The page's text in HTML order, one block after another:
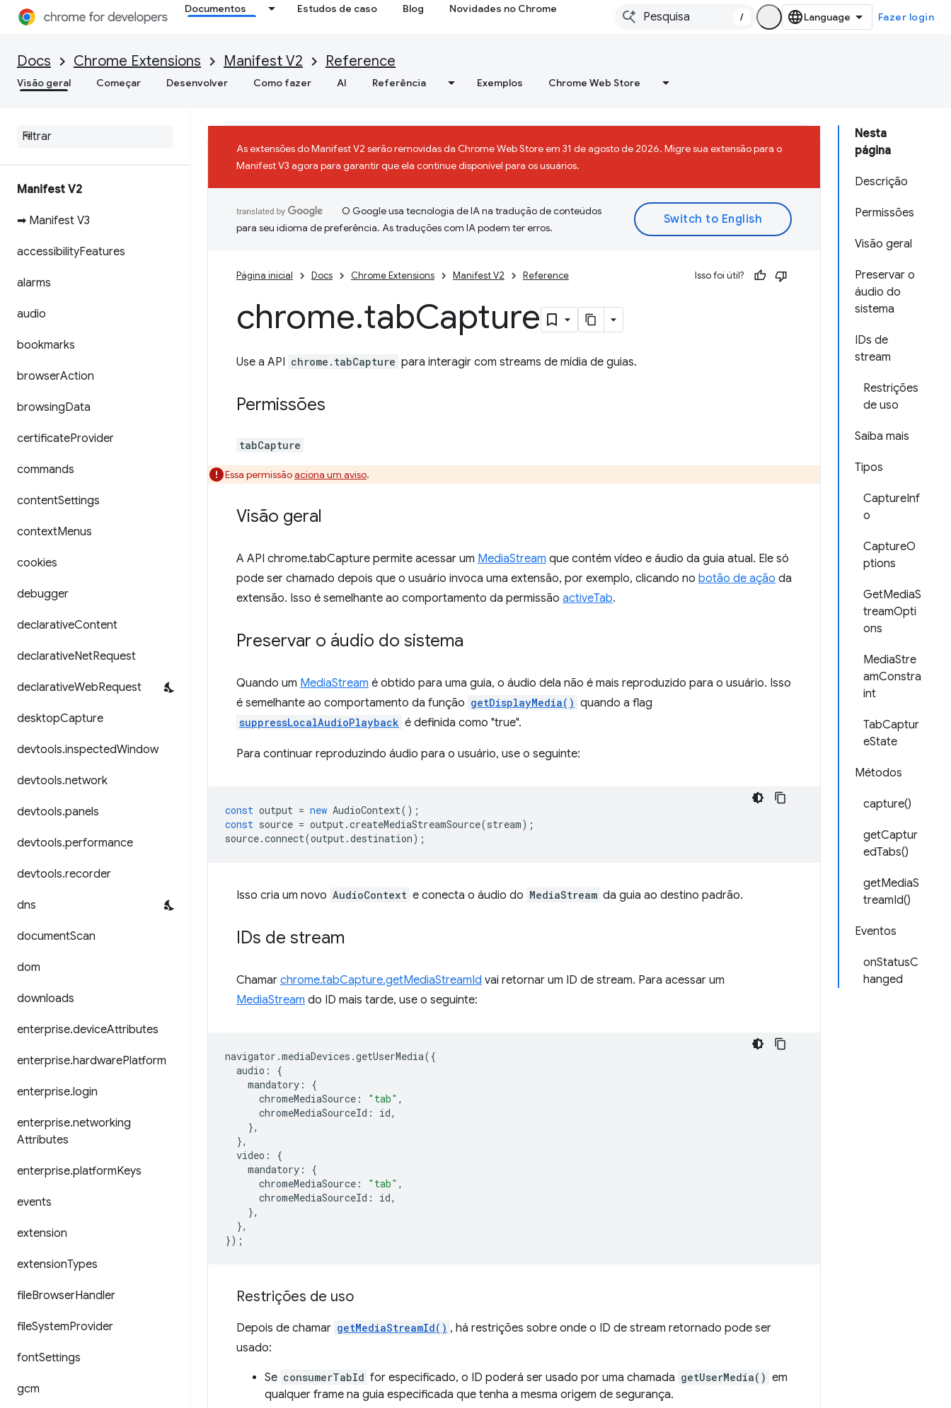
Documentos Estudos de caso Blog Novidades no Chrome
/ Fazer login
Docs Chrome Extensions Manifest V2 Reference
Visão geral Começar Desenvolver Como fazer AI Referência Exemplos Chrome Web Store
Manifest V2
➡ Manifest V3
accessibilityFeatures
alarms
audio
bookmarks
browserAction
browsingData
certificateProvider
commands
contentSettings
contextMenus
cookies
debugger
declarativeContent
declarativeNetRequest
declarativeWebRequest
desktopCapture
devtools.inspectedWindow
devtools.network
devtools.panels
devtools.performance
devtools.recorder
dns
documentScan
dom
downloads
enterprise.deviceAttributes
enterprise.hardwarePlatform
enterprise.login
enterprise.networking
Attributes
enterprise.platformKeys
events
extension
extensionTypes
fileBrowserHandler
fileSystemProvider
fontSettings
gcm
Nesta
página
Descrição
Permissões
Visão geral
Preservar o
áudio do
sistema
IDs de
stream
Restrições
de uso
Saiba mais
Tipos
CaptureInf
o
CaptureO
ptions
GetMediaS
treamOpti
ons
MediaStre
amConstra
int
TabCaptur
eState
Métodos
capture()
getCaptur
edTabs()
getMediaS
treamId()
Eventos
onStatusC
hanged
As extensões do Manifest V2 serão removidas da Chrome Web Store em 31 de agosto de 2026. Migre sua extensão para o
Manifest V3 agora para garantir que ela continue disponível para os usuários.
O Google usa tecnologia de IA na tradução de conteúdos
para seu idioma de preferência. As traduções com IA podem ter erros.
Página inicial Docs Chrome Extensions Manifest V2 Reference Isso foi útil?
chrome.tabCapture
Use a API chrome.tabCapture para interagir com streams de mídia de guias.
Permissões
tabCapture
Essa permissãoaciona um aviso.
Visão geral
A API chrome.tabCapture permite acessar um MediaStream que contém vídeo e áudio da guia atual. Ele só
pode ser chamado depois que o usuário invoca uma extensão, por exemplo, clicando no botão de ação da
extensão. Isso é semelhante ao comportamento da permissão activeTab.
Preservar o áudio do sistema
Quando um MediaStream é obtido para uma guia, o áudio dela não é mais reproduzido para o usuário. Isso
é semelhante ao comportamento da função getDisplayMedia() quando a flag
suppressLocalAudioPlayback é definida como "true".
Para continuar reproduzindo áudio para o usuário, use o seguinte:
const output = new AudioContext();
const source = output.createMediaStreamSource(stream);
source.connect(output.destination);
Isso cria um novo AudioContext e conecta o áudio do MediaStream da guia ao destino padrão.
IDs de stream
Chamar chrome.tabCapture.getMediaStreamId vai retornar um ID de stream. Para acessar um
MediaStream do ID mais tarde, use o seguinte:
navigator .mediaDevices .getUserMedia({
audio :
{
mandatory :
{
chromeMediaSource : "tab" ,
chromeMediaSourceId : id,
},
},
video :
{
mandatory :
{
chromeMediaSource : "tab" ,
chromeMediaSourceId : id,
},
},
});
Restrições de uso
Depois de chamar getMediaStreamId() , há restrições sobre onde o ID de stream retornado pode ser
usado:
Se consumerTabId for especificado, o ID poderá ser usado por uma chamada getUserMedia() em
qualquer frame na guia especificada que tenha a mesma origem de segurança.